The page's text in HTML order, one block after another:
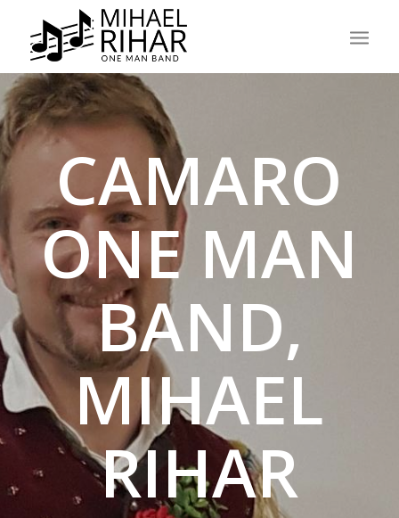
CAMARO
ONE MAN
BAND,
MIHAEL
RIHAR